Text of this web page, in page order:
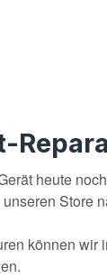
heute
Store
können wir